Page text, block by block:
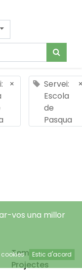
×
Servei:
Escola
de
Pasqua
Temps Lliure
Projectes
vos una millor
Estic d'acord